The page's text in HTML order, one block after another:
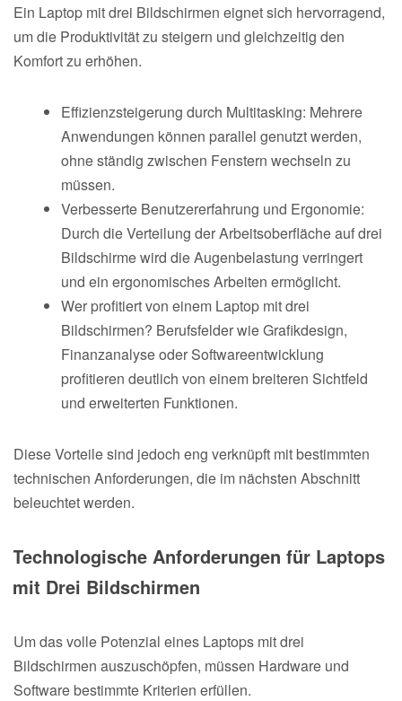
Ein Laptop mit drei Bildschirmen eignet sich hervorragend,
um die Produktivität zu steigern und gleichzeitig den
Komfort zu erhöhen.
Effizienzsteigerung durch Multitasking: Mehrere
Anwendungen können parallel genutzt werden,
ohne ständig zwischen Fenstern wechseln zu
müssen.
Verbesserte Benutzererfahrung und Ergonomie:
Durch die Verteilung der Arbeitsoberfläche auf drei
Bildschirme wird die Augenbelastung verringert
und ein ergonomisches Arbeiten ermöglicht.
Wer profitiert von einem Laptop mit drei
Bildschirmen? Berufsfelder wie Grafikdesign,
Finanzanalyse oder Softwareentwicklung
profitieren deutlich von einem breiteren Sichtfeld
und erweiterten Funktionen.
Diese Vorteile sind jedoch eng verknüpft mit bestimmten
technischen Anforderungen, die im nächsten Abschnitt
beleuchtet werden.
Technologische Anforderungen für Laptops
mit Drei Bildschirmen
Um das volle Potenzial eines Laptops mit drei
Bildschirmen auszuschöpfen, müssen Hardware und
Software bestimmte Kriterien erfüllen.